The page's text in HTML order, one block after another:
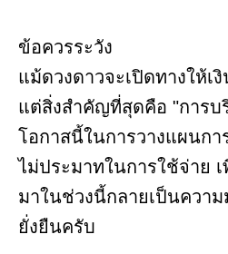
ข้อควรระวัง
แม้ดวงดาวจะเปิดทางให้เ
แต่สิ่งสำคัญที่สุดคือ "การบ
โอกาสนี้ในการวางแผนกา
ไม่ประมาทในการใช้จ่าย
มาในช่วงนี้กลายเป็นควา
ยั่งยืนครับ